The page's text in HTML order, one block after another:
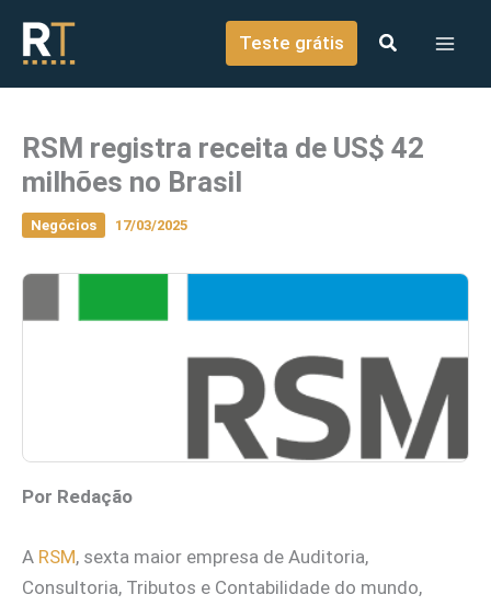
conteúdo
Teste grátis
RSM registra receita de US$ 42
milhões no Brasil
Negócios 17/03/2025
Por Redação
A RSM, sexta maior empresa de Auditoria,
Consultoria, Tributos e Contabilidade do mundo,